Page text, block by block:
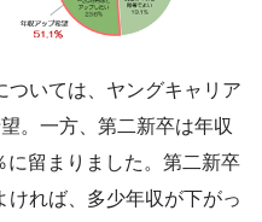
ついては、ヤングキャリア
。一方、第二新卒は年収
に留まりました。第二新卒
ければ、多少年収が下がっ